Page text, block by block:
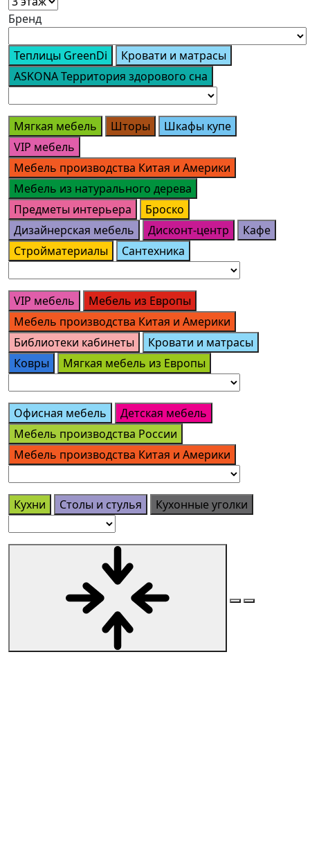
Бренд
Теплицы GreenDi
Кровати и матрасы
ASKONA Территория здорового сна
Мягкая мебель Шторы
Шкафы купе
VIP мебель
Мебель производства Китая и Америки
Мебель из натурального дерева
Предметы интерьера
Броско
Дизайнерская мебель
Дисконт-центр
Кафе
Стройматериалы
Сантехника
VIP мебель
Мебель из Европы
Мебель производства Китая и Америки
Библиотеки кабинеты
Кровати и матрасы
Ковры
Мягкая мебель из Европы
Офисная мебель
Детская мебель
Мебель производства России
Мебель производства Китая и Америки
Кухни Столы и стулья Кухонные уголки